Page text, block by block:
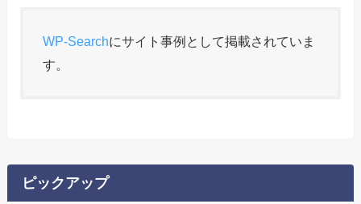
WP-Searchにサイト事例として掲載されていま
す。
ピックアップ